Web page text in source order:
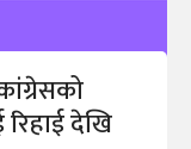
रिहाई देखि